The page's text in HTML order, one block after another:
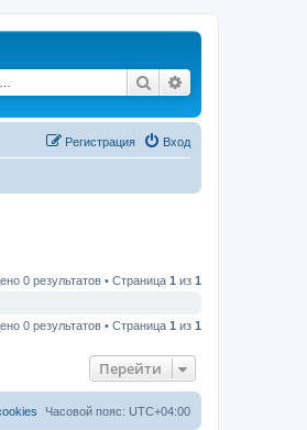
Поиск
Вход
Регистрация
0 результатов • Страница 1 из 1
0 результатов • Страница 1 из 1
Перейти
Часовой пояс: UTC+04:00